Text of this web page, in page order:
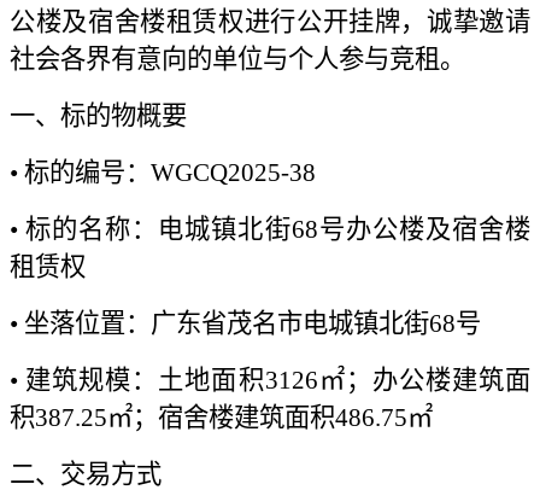
公楼及宿舍楼租赁权进行公开挂牌，诚挚邀请
社会各界有意向的单位与个人参与竞租。
一、 标的物概要
• 标的编号：WGCQ2025-38
• 标的名称：电城镇北街68号办公楼及宿舍楼
租赁权
• 坐落位置：广东省茂名市电城镇北街68号
• 建筑规模：土地面积3126㎡；办公楼建筑面
积387.25㎡；宿舍楼建筑面积486.75㎡
二、交易方式